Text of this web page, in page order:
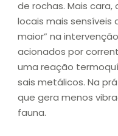
de rochas. Mais
locais mais sensíveis
maior” na
acionados por
uma reação
sais metálicos. Na
que gera menos
fauna.